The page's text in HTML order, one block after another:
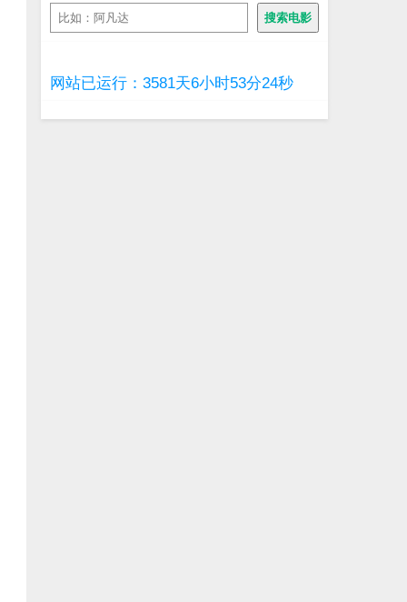
搜
索
搜索电影
网站已运行：3581天6小时53分25秒